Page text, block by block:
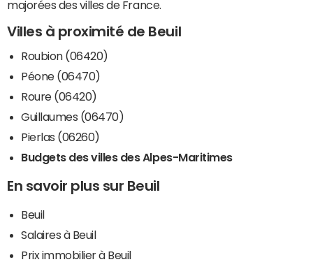
majorées des villes de France.
Villes à proximité de Beuil
Roubion (06420)
Péone (06470)
Roure (06420)
Guillaumes (06470)
Pierlas (06260)
Budgets des villes des Alpes-Maritimes
En savoir plus sur Beuil
Beuil
Salaires à Beuil
Prix immobilier à Beuil